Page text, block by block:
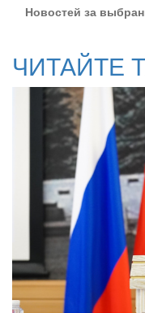
Новостей за
ЧИТАЙТЕ